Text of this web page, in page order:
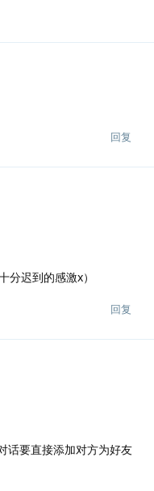
回复
分迟到的感激x）
回复
话要直接添加对方为好友